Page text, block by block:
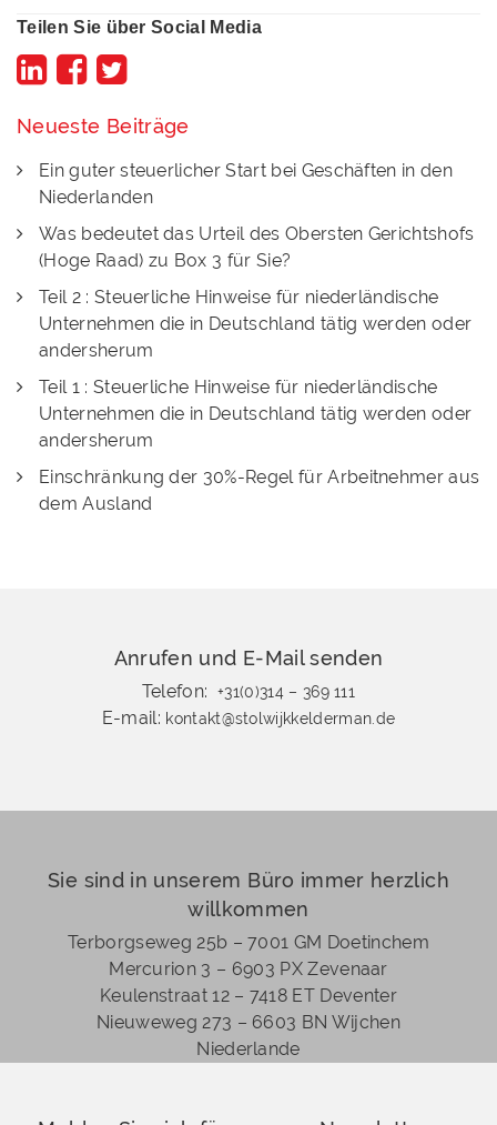
Teilen Sie über Social Media
Neueste Beiträge
Ein guter steuerlicher Start bei Geschäften in den
Niederlanden
Was bedeutet das Urteil des Obersten Gerichtshofs
(Hoge Raad) zu Box 3 für Sie?
Teil 2 : Steuerliche Hinweise für niederländische
Unternehmen die in Deutschland tätig werden oder
andersherum
Teil 1 : Steuerliche Hinweise für niederländische
Unternehmen die in Deutschland tätig werden oder
andersherum
Einschränkung der 30%-Regel für Arbeitnehmer aus
dem Ausland
Anrufen und E-Mail senden
Telefon: +31(0)314 – 369 111
E-mail: kontakt@stolwijkkelderman.de
Sie sind in unserem Büro immer herzlich
willkommen
Terborgseweg 25b – 7001 GM Doetinchem
Mercurion 3 – 6903 PX Zevenaar
Keulenstraat 12 – 7418 ET Deventer
Nieuweweg 273 – 6603 BN Wijchen
Niederlande